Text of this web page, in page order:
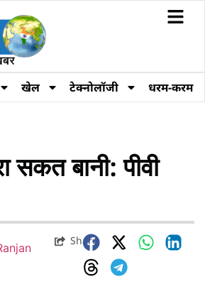
खेल टेक्नोलॉजी धरम-करम
बानी: पीवी
Share